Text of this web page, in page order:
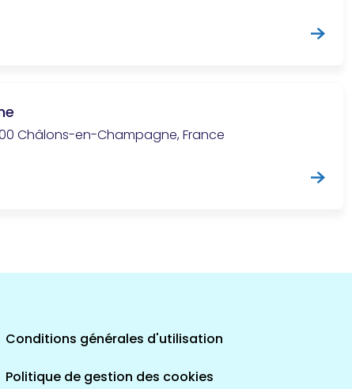
Châlons-en-Champagne, France
Conditions générales d'utilisation
Politique de gestion des cookies